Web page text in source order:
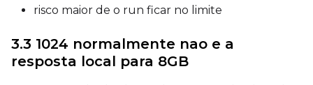
Toggle256
Toggle
risco maior de o run ficar no limite
3.3 1024 normalmente nao e a
resposta local para 8GB